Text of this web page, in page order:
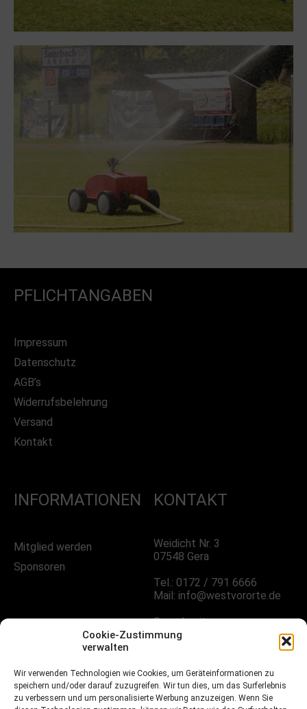
Cookie-Zustimmung
verwalten
Wir verwenden Technologien wie Cookies, um Geräteinformationen zu
speichern und/oder darauf zuzugreifen. Wir tun dies, um das Surferlebnis
zu verbessern und um personalisierte Werbung anzuzeigen. Wenn Sie
PFLICHTANGABEN
Impressum
Datenschutz
AGB’s
Widerrufsbelehrung
Versand
Kontakt
INFORMATIONEN
Mitglied werden
Sponsoren
KONTAKT
Weidicht Nr. 3
07548 Gera
Tel.: 0172 / 791 6666
Mail: info@westvororte.de
Sprechzeiten:
Nach Vereinbarung
FOLGE UNS!